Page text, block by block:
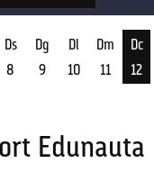
Ds
8
Dg
9
Dl
10
Dm
11
Dc
12
Edunauta